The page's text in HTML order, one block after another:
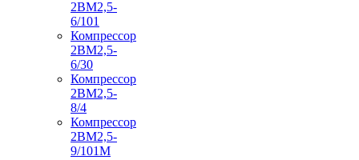
2ВМ2,5-
6/101
Компрессор
2ВМ2,5-
6/30
Компрессор
2ВМ2,5-
8/4
Компрессор
2ВМ2,5-
9/101М